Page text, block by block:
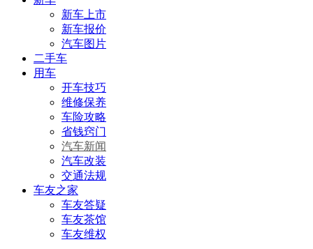
新车上市
新车报价
汽车图片
二手车
用车
开车技巧
维修保养
车险攻略
省钱窍门
汽车新闻
汽车改装
交通法规
车友之家
车友答疑
车友茶馆
车友维权